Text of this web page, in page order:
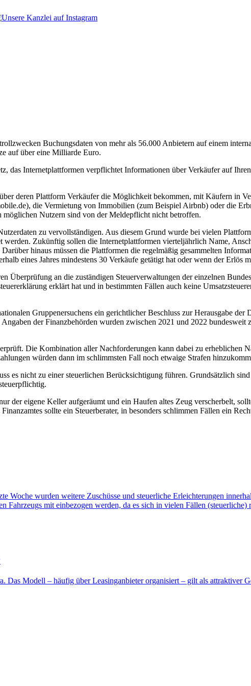
Buchungsdaten von mehr als 56.000 Anbietern auf einem
auf über eine Milliarde Euro.
das Internetplattformen verpflichtet Informationen über Verkäufer auf
deren Plattform Verkäufer die Möglichkeit bekommen, mit Käufern in
die Vermietung von Immobilien (zum Beispiel Airbnb) oder die
Nutzern sind von der Meldepflicht nicht betroffen.
zu vervollständigen. Aus diesem Grund wurde bei vielen
werden. Zukünftig sollen die Internetplattformen vierteljährlich Name,
hinaus müssen die Plattformen die regelmäßig gesammelten
eines Jahres mindestens 30 Verkäufe getätigt hat oder wenn der Erlös
Überprüfung an die zuständigen Steuerverwaltungen der einzelnen
erklärt hat und in bestimmten Fällen auch keine
Gruppenersuchens ein gerichtlicher Beschluss zur Herausgabe
der Finanzbehörden wurden zwischen 2021 und 2022
Die Kombination aller Nachforderungen kann dabei zu erheblichen
würden dann im schlimmsten Fall noch etwaige Strafen
es nicht zu einer steuerlichen Berücksichtigung führen. Grundsätzlich
der eigene Keller aufgeräumt und ein Haufen altes Zeug verscherbelt,
sollte ein Steuerberater, in besonders schlimmen Fällen ein
wurden weitere Zuschüsse und steuerliche Erleichterungen
Fahrzeugs mit einbezogen werden, da es sich in vielen Fällen (steuerliche)
Das Modell – häufig über Leasinganbieter organisiert – gilt als